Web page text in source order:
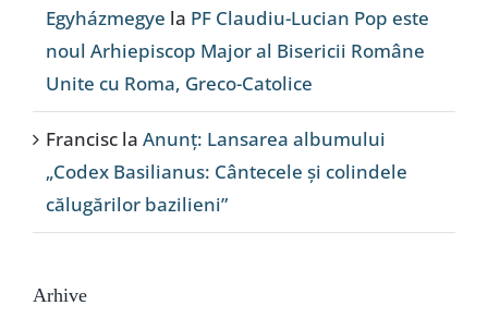
Egyházmegye la PF Claudiu-Lucian Pop este
noul Arhiepiscop Major al Bisericii Române
Unite cu Roma, Greco-Catolice
Francisc la Anunț: Lansarea albumului
„Codex Basilianus: Cântecele și colindele
călugărilor bazilieni”
Arhive